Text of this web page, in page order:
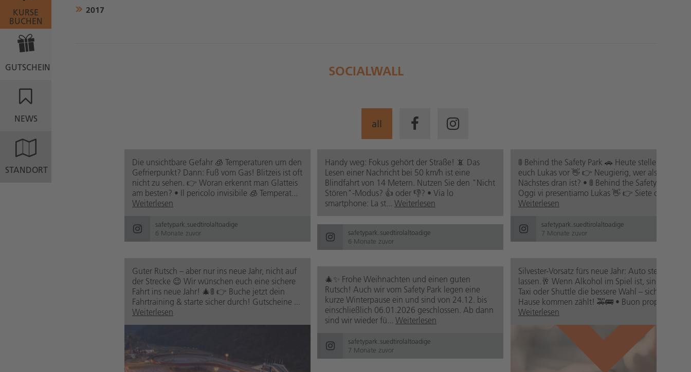
KURSE
BUCHEN
GUTSCHEIN
NEWS
STANDORT
2017
SOCIALWALL
all
Die unsichtbare Gefahr 🧊 Temperaturen um den
Gefrierpunkt? Dann: Fuß vom Gas! Blitzeis ist oft
nicht zu sehen. 👉 Woran erkennt man Glatteis
am besten? • Il pericolo invisibile 🧊 Temperat...
Weiterlesen
safetypark.suedtirolaltoadige
6 Monate zuvor
Handy weg: Fokus gehört der Straße! 📵 Das
Lesen einer Nachricht bei 50 km/h ist eine
Blindfahrt von 14 Metern. Nutzen Sie den "Nicht
Stören"-Modus? 👍 oder 👎? • Via lo
smartphone: La st... Weiterlesen
safetypark.suedtirolaltoadige
6 Monate zuvor
🚦 Behind the Safety Park 🚗 Heute stellen wir
euch Lukas vor 👋 👉 Neugierig, wer als
Nächstes dran ist? • 🚦 Behind the Safety Park 🚗
Oggi vi presentiamo Lukas 👋 👉 Siete curi...
Weiterlesen
safetypark.suedtirolaltoadige
7 Monate zuvor
Guter Rutsch – aber nur ins neue Jahr, nicht auf
der Strecke 😉 Wir wünschen euch eine sichere
Fahrt ins neue Jahr! 🎄🚦 👉 Buche jetzt dein
Fahrtraining & starte sicher durch! Gutscheine ...
Weiterlesen
Silvester-Vorsatz fürs neue Jahr: Auto stehen
lassen.🥂 Wenn Alkohol im Spiel ist, sind Öffis,
Taxi oder Shuttle die bessere Wahl – sicher nach
Hause kommen zählt! 🚕🚌 • Buon proposito...
Weiterlesen
🎄✨ Frohe Weihnachten und einen guten
Rutsch! Auch wir vom Safety Park legen eine
kurze Winterpause ein und sind von 24.12. bis
einschließlich 06.01.2026 geschlossen. Ab dann
sind wir wieder fü... Weiterlesen
safetypark.suedtirolaltoadige
7 Monate zuvor